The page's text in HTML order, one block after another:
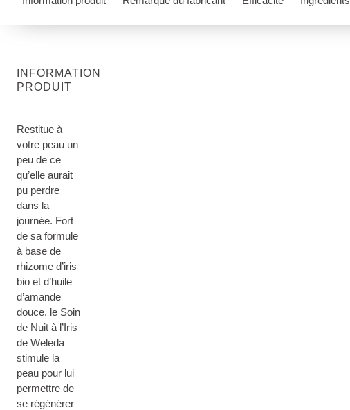
INFORMATION
PRODUIT
Restitue à
votre peau un
peu de ce
qu’elle aurait
pu perdre
dans la
journée. Fort
de sa formule
à base de
rhizome d’iris
bio et d’huile
d’amande
douce, le Soin
de Nuit à l’Iris
de Weleda
stimule la
peau pour lui
permettre de
se régénérer